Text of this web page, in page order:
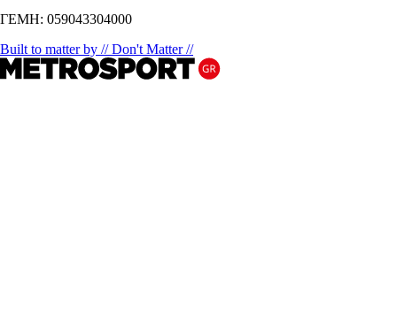
ΓΕΜΗ: 059043304000
Built to matter by // Don't Matter //